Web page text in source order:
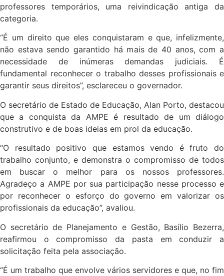
professores temporários, uma reivindicação antiga da
categoria.
“É um direito que eles conquistaram e que, infelizmente,
não estava sendo garantido há mais de 40 anos, com a
necessidade de inúmeras demandas judiciais. É
fundamental reconhecer o trabalho desses profissionais e
garantir seus direitos”, esclareceu o governador.
O secretário de Estado de Educação, Alan Porto, destacou
que a conquista da AMPE é resultado de um diálogo
construtivo e de boas ideias em prol da educação.
“O resultado positivo que estamos vendo é fruto do
trabalho conjunto, e demonstra o compromisso de todos
em buscar o melhor para os nossos professores.
Agradeço a AMPE por sua participação nesse processo e
por reconhecer o esforço do governo em valorizar os
profissionais da educação”, avaliou.
O secretário de Planejamento e Gestão, Basílio Bezerra,
reafirmou o compromisso da pasta em conduzir a
solicitação feita pela associação.
“É um trabalho que envolve vários servidores e que, no fim